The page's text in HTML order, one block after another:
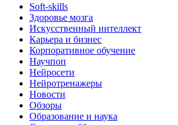
Soft-skills
Здоровье мозга
Искусственный интеллект
Карьера и бизнес
Корпоративное обучение
Научпоп
Нейросети
Нейротренажеры
Новости
Обзоры
Образование и наука